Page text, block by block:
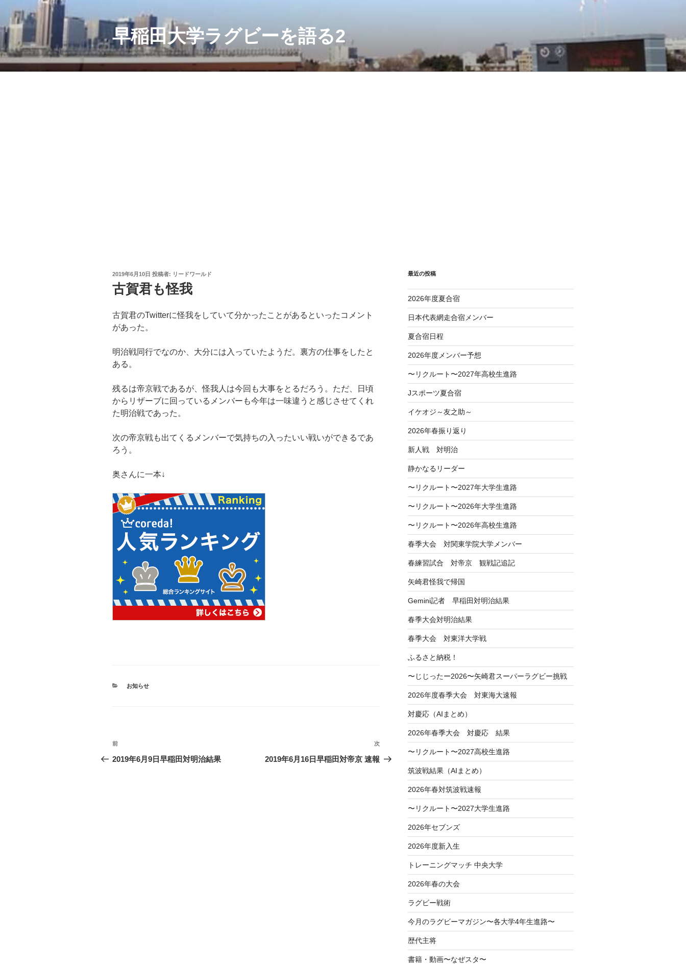
テ
ン
ツ
へ
早稲田大学ラグビーを語る2
投
日:
2019年6月10日 投稿者: リードワールド
古賀君も怪我
古賀君のTwitterに怪我をしていて分かったことがあるといったコメント
があった。
明治戦同行でなのか、大分には入っていたようだ。裏方の仕事をしたと
ある。
残るは帝京戦であるが、怪我人は今回も大事をとるだろう。ただ、日頃
からリザーブに回っているメンバーも今年は一味違うと感じさせてくれ
た明治戦であった。
次の帝京戦も出てくるメンバーで気持ちの入ったいい戦いができるであ
ろう。
奥さんに一本↓
カ
お知らせ
投
稿
前
の
前
2019年6月9日早稲田対明治結果
次
の
次
2019年6月16日早稲田対帝京 速報
最近の投稿
2026年度夏合宿
日本代表網走合宿メンバー
夏合宿日程
2026年度メンバー予想
〜リクルート〜2027年高校生進路
Jスポーツ夏合宿
イケオジ～友之助～
2026年春振り返り
新人戦 対明治
静かなるリーダー
〜リクルート〜2027年大学生進路
〜リクルート〜2026年大学生進路
〜リクルート〜2026年高校生進路
春季大会 対関東学院大学メンバー
春練習試合 対帝京 観戦記追記
矢崎君怪我で帰国
Gemini記者 早稲田対明治結果
春季大会対明治結果
春季大会 対東洋大学戦
ふるさと納税！
〜じじったー2026〜矢崎君スーパーラグビー挑戦
2026年度春季大会 対東海大速報
対慶応（AIまとめ）
2026年春季大会 対慶応 結果
〜リクルート〜2027高校生進路
筑波戦結果（AIまとめ）
2026年春対筑波戦速報
〜リクルート〜2027大学生進路
2026年セブンズ
2026年度新入生
トレーニングマッチ 中央大学
2026年春の大会
ラグビー戦術
今月のラグビーマガジン〜各大学4年生進路〜
歴代主将
書籍・動画〜なぜスタ〜